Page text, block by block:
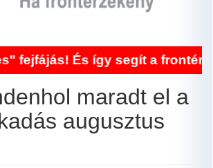
És így segít a
maradt el a
augusztus